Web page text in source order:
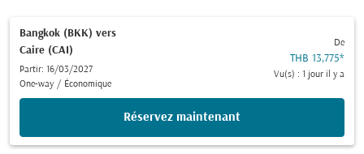
Bangkok (BKK) vers
Caire (CAI)
Partir: 16/03/2027
One-way / Économique
De
THB 13,775*
Vu(s) : 1 jour il y a
Réservez maintenant